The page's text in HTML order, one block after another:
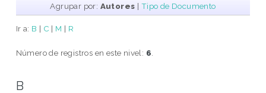
Agrupar por: Autores | Tipo de Documento
Ir a: B | C | M | R
Número de registros en este nivel: 6
B